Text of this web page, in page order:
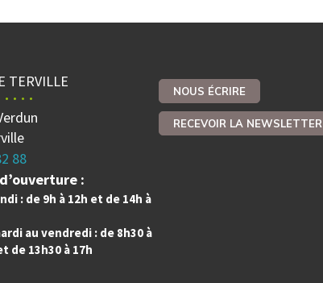
TERVILLE
88
:
: de 9h à 12h et de 14h à
au vendredi : de 8h30 à
de 13h30 à 17h
NOUS ÉCRIRE
RECEVOIR LA NEWSLETTER